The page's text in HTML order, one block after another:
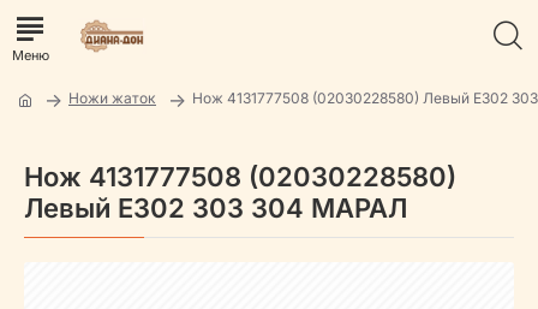
Ножи жаток Нож 4131777508 (02030228580) Левый Е302
Нож 4131777508 (02030228580)
Левый Е302 303 304 МАРАЛ